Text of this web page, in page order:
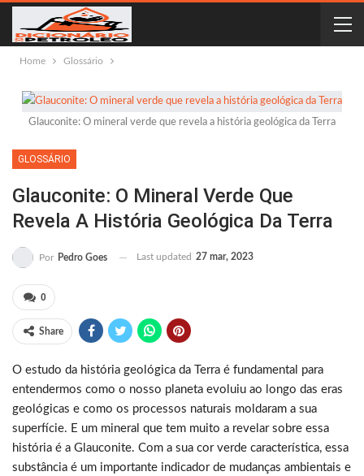
Home Glossário
Glauconite: O mineral verde que revela a história geológica da Terra
GLOSSÁRIO
Glauconite: O Mineral Verde Que
Revela A História Geológica Da Terra
Por Pedro Goes Last updated 27 mar, 2023
0
Share
O estudo da história geológica da Terra é fundamental para
entendermos como o nosso planeta evoluiu ao longo das eras
geológicas e como os processos naturais moldaram a sua
superfície. E um mineral que tem muito a revelar sobre essa
história é a Glauconite. Com a sua cor verde característica, essa
substância é um importante indicador de mudanças ambientais e